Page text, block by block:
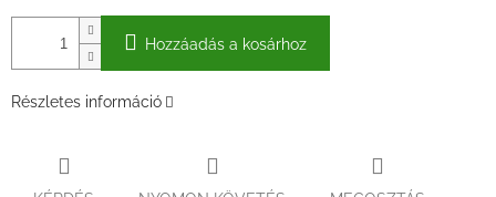
Hozzáadás a kosárhoz
Részletes információ